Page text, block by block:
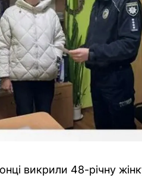
викрили 48-річну